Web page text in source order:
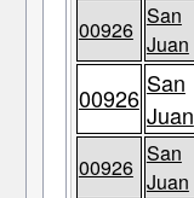
00926
San
Juan
00926 San
Juan
00926
San
Juan